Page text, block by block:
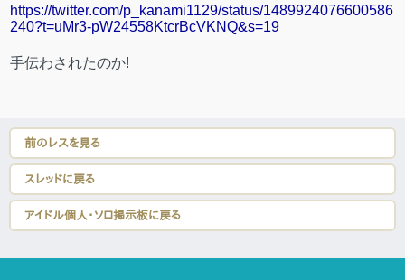
https://twitter.com/p_kanami1129/status/1489924076600586
240?t=uMr3-pW24558KtcrBcVKNQ&s=19
手伝わされたのか!
前のレスを見る
スレッドに戻る
アイドル個人・ソロ掲示板に戻る